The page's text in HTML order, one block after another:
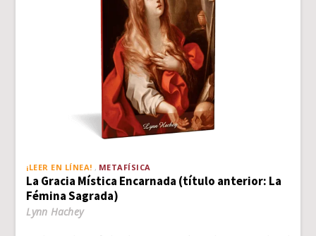
¡LEER EN LÍNEA! METAFÍSICA
La Gracia Mística Encarnada (título anterior: La
Fémina Sagrada)
Lynn Hachey